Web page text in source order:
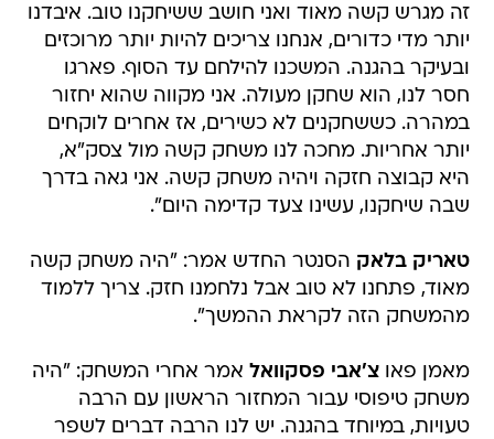
זה מגרש קשה מאוד ואני חושב ששיחקנו טוב. איבדנו
יותר מדי כדורים, אנחנו צריכים להיות יותר מרוכזים
ובעיקר בהגנה. המשכנו להילחם עד הסוף. פארגו
חסר לנו, הוא שחקן מעולה. אני מקווה שהוא יחזור
במהרה. כששחקנים לא כשירים, אז אחרים לוקחים
יותר אחריות. מחכה לנו משחק קשה מול צסק"א,
היא קבוצה חזקה ויהיה משחק קשה. אני גאה בדרך
שבה שיחקנו, עשינו צעד קדימה היום".
טאריק בלאק הסנטר החדש אמר: "היה משחק קשה
מאוד, פתחנו לא טוב אבל נלחמנו חזק. צריך ללמוד
מהמשחק הזה לקראת ההמשך".
מאמן פאוצ'אבי פסקוואל אמר אחרי המשחק: "היה
משחק טיפוסי עבור המחזור הראשון עם הרבה
טעויות, במיוחד בהגנה. יש לנו הרבה דברים לשפר